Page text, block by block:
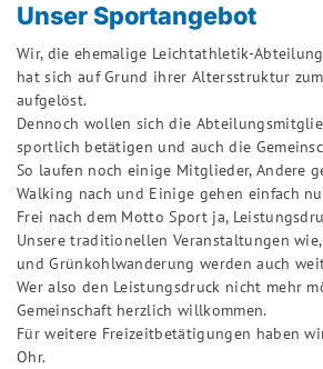
Unser Sportangebot
Wir, die ehemalige Leichtathletik-Abteilung
hat sich auf Grund ihrer Altersstruktur
aufgelöst.
Dennoch wollen sich die
sportlich betätigen und auch die
So laufen noch einige Mitglieder, Andere
Walking nach und Einige gehen einfach
Frei nach dem Motto Sport ja,
Unsere traditionellen Veranstaltungen
und Grünkohlwanderung werden auch
Wer also den Leistungsdruck nicht mehr
Gemeinschaft herzlich willkommen.
Für weitere Freizeitbetätigungen haben
Ohr.